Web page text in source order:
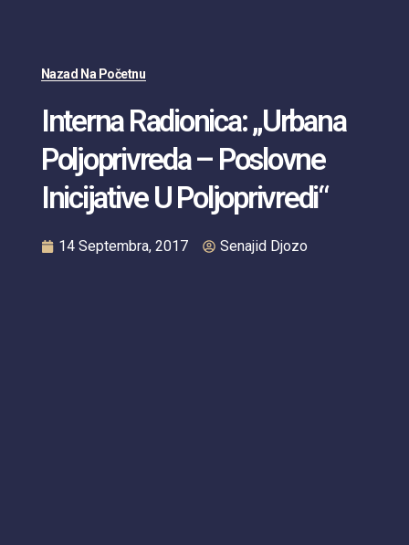
Nazad Na Početnu
Interna Radionica: „Urbana
Poljoprivreda – Poslovne
Inicijative U Poljoprivredi“
14 Septembra, 2017 Senajid Djozo